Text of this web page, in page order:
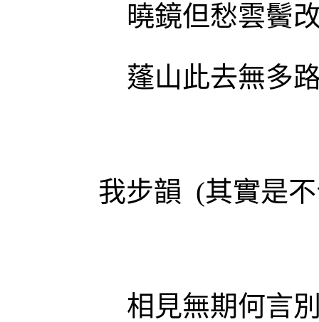
曉鏡但愁雲鬢
蓬山此去無多
我步韻 (其實是
相見無期何言